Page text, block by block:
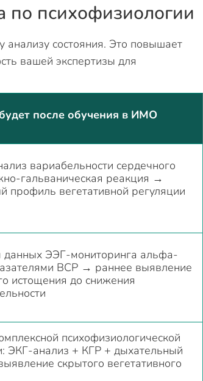
по психофизиологии
анализу состояния. Это повышает
вашей экспертизы для
после обучения в ИМО
вариабельности сердечного
гальваническая реакция →
профиль вегетативной регуляции
данных ЭЭГ-мониторинга альфа-
ВСР → раннее выявление
истощения до снижения
психофизиологической
ЭКГ-анализ + КГР + дыхательный
скрытого вегетативного